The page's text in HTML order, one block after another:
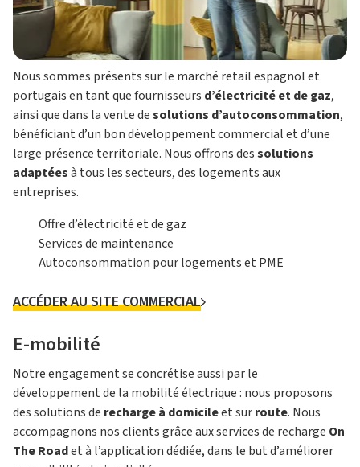
Nous sommes présents sur le marché retail espagnol et
portugais en tant que fournisseurs d’électricité et de gaz,
ainsi que dans la vente desolutions d’autoconsommation,
bénéficiant d’un bon développement commercial et d’une
large présence territoriale. Nous offrons dessolutions
adaptéesà tous les secteurs, des logements aux
entreprises.
Offre d’électricité et de gaz
Services de maintenance
Autoconsommation pour logements et PME
ACCÉDER AU SITE COMMERCIAL
E-mobilité
Notre engagement se concrétise aussi par le
développement de la mobilité électrique : nous proposons
des solutions de recharge à domicileet surroute. Nous
accompagnons nos clients grâce aux services de recharge On
The Roadet à l’application dédiée, dans le but d’améliorer